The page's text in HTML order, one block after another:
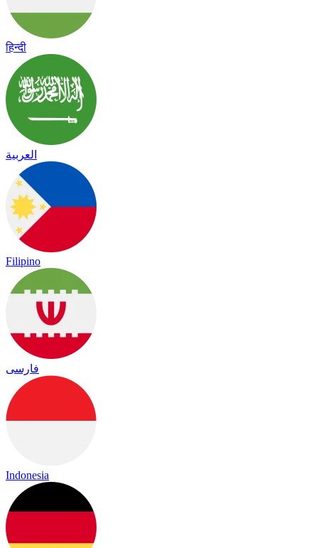
हिन्दी
العربية
Filipino
فارسی
Indonesia